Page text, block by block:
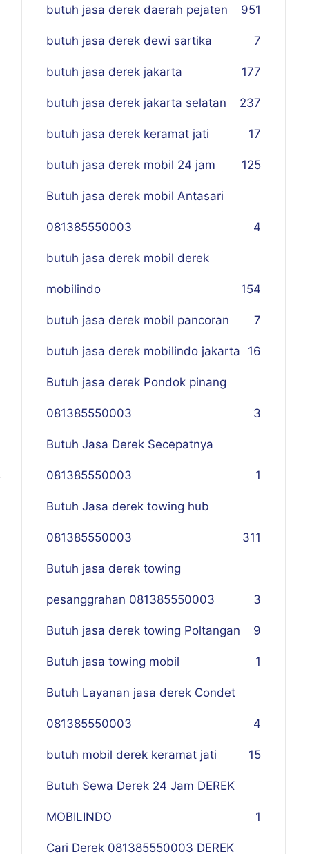
51
butuh jasa derek daerah pejaten 9
butuh jasa derek dewi sartika 7
butuh jasa derek jakarta 177
butuh jasa derek jakarta selatan 237
butuh jasa derek keramat jati 17
butuh jasa derek mobil 24 jam 125
Butuh jasa derek mobil Antasari
081385550003 4
butuh jasa derek mobil derek
mobilindo 154
butuh jasa derek mobil pancoran 7
butuh jasa derek mobilindo jakarta 16
Butuh jasa derek Pondok pinang
081385550003 3
Butuh Jasa Derek Secepatnya
081385550003 1
Butuh Jasa derek towing hub
081385550003 311
Butuh jasa derek towing
pesanggrahan 081385550003 3
Butuh jasa derek towing Poltangan 9
Butuh jasa towing mobil 1
Butuh Layanan jasa derek Condet
081385550003 4
butuh mobil derek keramat jati 15
Butuh Sewa Derek 24 Jam DEREK
MOBILINDO 1
Cari Derek 081385550003 DEREK